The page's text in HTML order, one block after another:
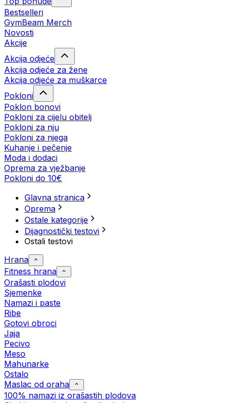
Bestselleri
GymBeam Merch
Novosti
Akcije
Akcija odjeće
Akcija odjeće za žene
Akcija odjeće za muškarce
Pokloni
Poklon bonovi
Pokloni za cijelu obitelj
Pokloni za nju
Pokloni za njega
Kuhanje i pečenje
Moda i dodaci
Oprema za vježbanje
Pokloni do 10€
Glavna stranica
Oprema
Ostale kategorije
Dijagnostički testovi
Ostali testovi
Hrana
Fitness hrana
Orašasti plodovi
Sjemenke
Namazi i paste
Ribe
Gotovi obroci
Jaja
Pecivo
Meso
Mahunarke
Ostalo
Maslac od oraha
100% namazi iz orašastih plodova